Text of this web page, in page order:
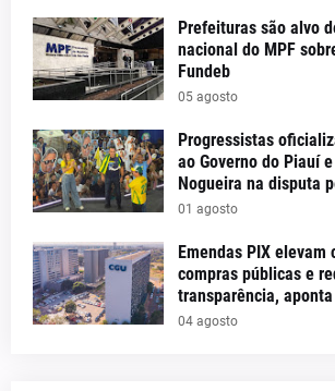
Prefeituras são alvo
nacional do MPF
Fundeb
05 agosto
Progressistas
ao Governo do Piauí
Nogueira na disputa
01 agosto
Emendas PIX elevam
compras públicas e
transparência, aponta
04 agosto